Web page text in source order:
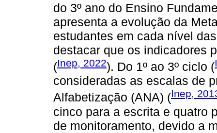
do 3º ano do Ensino
apresenta a evolução da
estudantes em cada nível
destacar que os indicadores
(Inep, 2022). Do 1º ao 3º ciclo (
consideradas as escalas de
Alfabetização (ANA) (Inep,
cinco para a escrita e quatro
de monitoramento, devido a